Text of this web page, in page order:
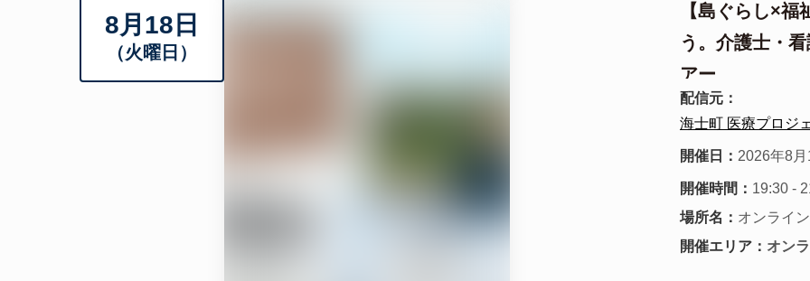
8月18日
（火曜日）
【島ぐらし×
う。介護士・
アー
配信元：
海士町 医療プロジ
開催日： 2026年8
開催時間： 19:30 -
場所名： オンライン
開催エリア： オン